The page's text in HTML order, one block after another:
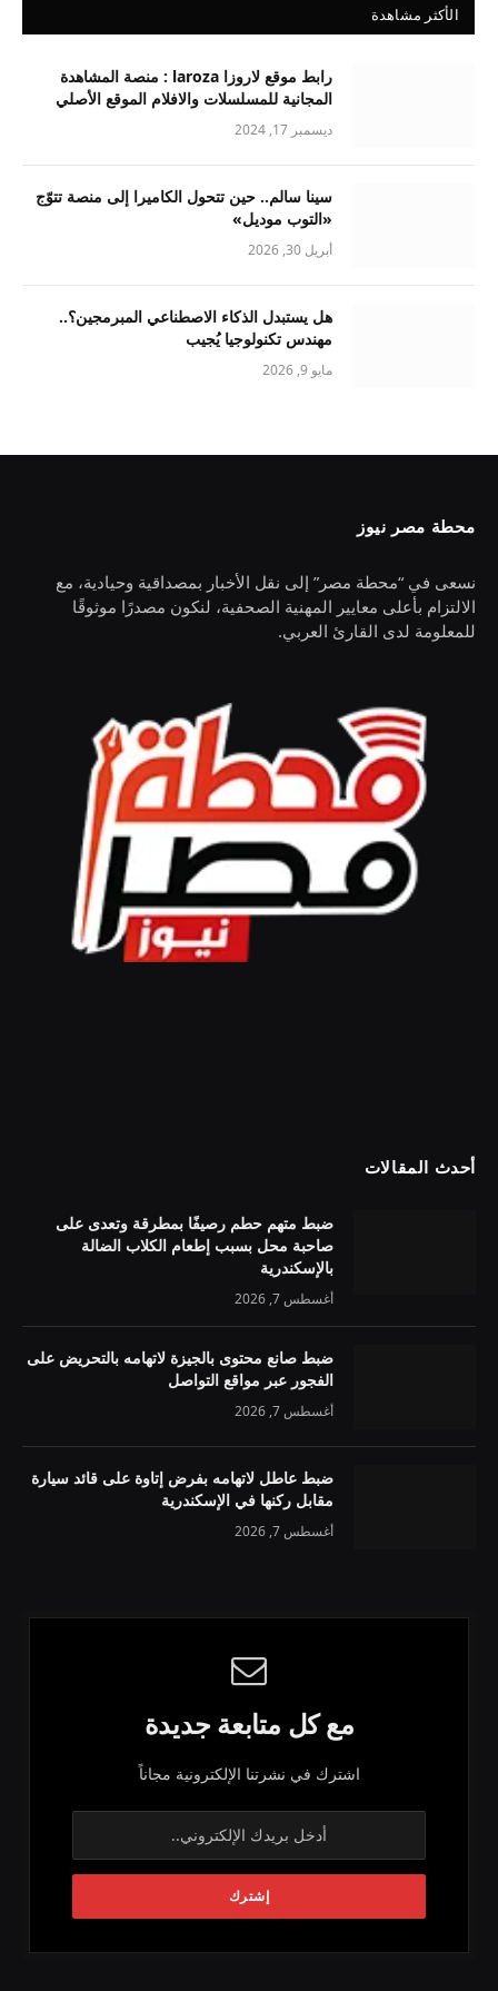
الأكثر مشاهدة
رابط موقع لاروزا laroza : منصة المشاهدة
المجانية للمسلسلات والافلام الموقع الأصلي
ديسمبر 17, 2024
سينا سالم.. حين تتحول الكاميرا إلى منصة تتوّج
«التوب موديل»
أبريل 30, 2026
هل يستبدل الذكاء الاصطناعي المبرمجين؟..
مهندس تكنولوجيا يُجيب
مايو 9, 2026
محطة مصر نيوز
نسعى في “محطة مصر” إلى نقل الأخبار بمصداقية وحيادية، مع
الالتزام بأعلى معايير المهنية الصحفية، لنكون مصدرًا موثوقًا
للمعلومة لدى القارئ العربي.
أحدث المقالات
ضبط متهم حطم رصيفًا بمطرقة وتعدى على
صاحبة محل بسبب إطعام الكلاب الضالة
بالإسكندرية
أغسطس 7, 2026
ضبط صانع محتوى بالجيزة لاتهامه بالتحريض على
الفجور عبر مواقع التواصل
أغسطس 7, 2026
ضبط عاطل لاتهامه بفرض إتاوة على قائد سيارة
مقابل ركنها في الإسكندرية
أغسطس 7, 2026
مع كل متابعة جديدة
اشترك في نشرتنا الإلكترونية مجاناً